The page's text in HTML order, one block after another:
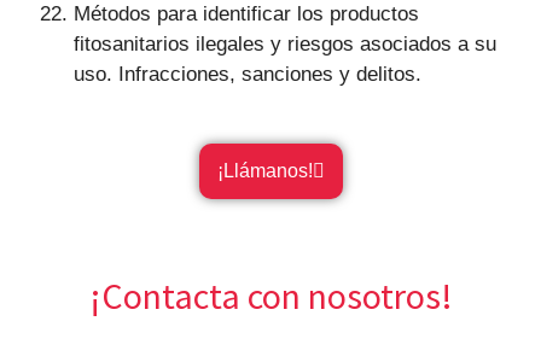
Métodos para identificar los productos
fitosanitarios ilegales y riesgos asociados a su
uso. Infracciones, sanciones y delitos.
¡Llámanos!
¡Contacta con nosotros!